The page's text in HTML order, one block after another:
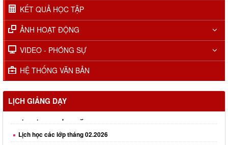
KẾT QUẢ HỌC TẬP
ẢNH HOẠT ĐỘNG
VIDEO - PHÓNG SỰ
HỆ THỐNG VĂN BẢN
LỊCH GIẢNG DẠY
Lịch học các lớp tháng 01.2026
Lịch học các lớp tháng 02.2026
Lịch học các lớp tháng 03.2026